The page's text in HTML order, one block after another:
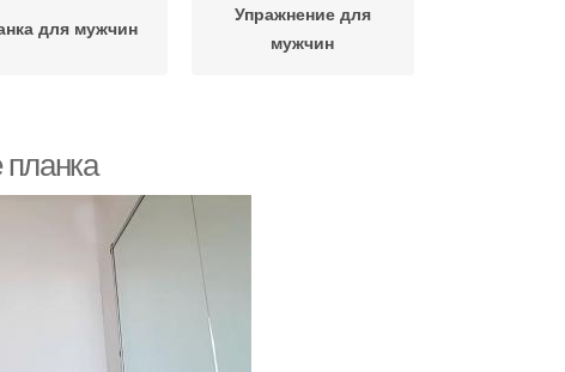
для мужчин
Упражнение для
мужчин
планка